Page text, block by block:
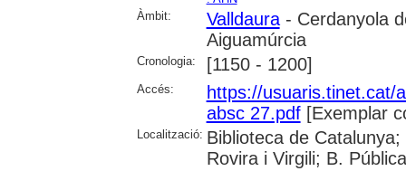
Àmbit:
Valldaura- Cerdanyola
Aiguamúrcia
Cronologia: [1150 - 1200]
Accés:
https://usuaris.tinet.cat/
absc 27.pdf[Exemplar
Localització: Biblioteca de
Rovira i Virgili; B.